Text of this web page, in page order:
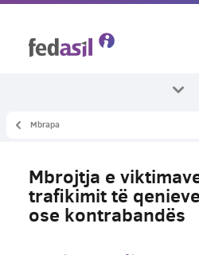
Te gjitha temat
Mbrojtja e viktimave te trafikimit
Mbrapa
Mbrojtja e
trafikimit të
ose kontrabandës